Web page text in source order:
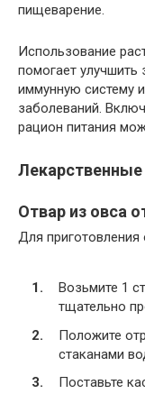
пищеварение.
Использование
помогает улучшить
иммунную систему
заболеваний.
рацион питания
Отвар из овса
Для
Возьмите 1
тщательно
Положите
стаканами
Поставьте